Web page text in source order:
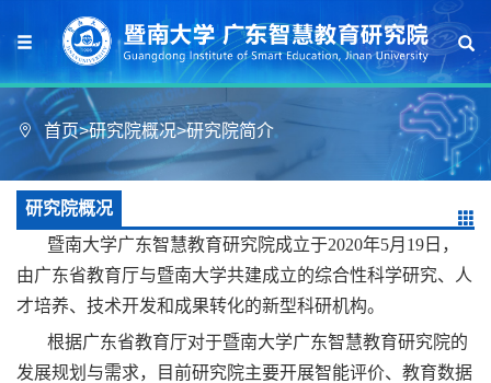
首页>研究院概况>研究院简介
研究院概况
暨南大学广东智慧教育研究院成立于2020年5月19日，
由广东省教育厅与暨南大学共建成立的综合性科学研究、人
才培养、技术开发和成果转化的新型科研机构。
根据广东省教育厅对于暨南大学广东智慧教育研究院的
发展规划与需求，目前研究院主要开展智能评价、教育数据